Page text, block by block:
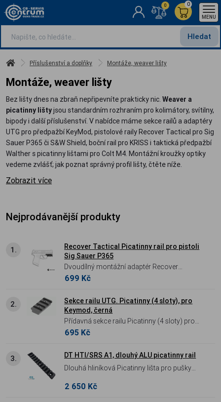
Hledat
0
0
MENU
Příslušenství a doplňky Montáže, weaver lišty
Montáže, weaver lišty
Bez lišty dnes na zbraň nepřipevníte prakticky nic. Weaver a
picatinny lištyjsou standardním rozhraním pro kolimátory, svítilny,
bipody i další příslušenství. V nabídce máme sekce railů a adaptéry
UTG pro předpažbí KeyMod, pistolové raily Recover Tactical pro Sig
Sauer P365 či S&W Shield, boční rail pro KRISS i taktická předpažbí
Walther s picatinny lištami pro Colt M4. Montážní kroužky optiky
vedeme zvlášť; jak poznat správný profil lišty, čtěte níže.
Zobrazit více
Nejprodávanější produkty
1.
Recover Tactical Picatinny rail pro pistoli
Sig Sauer P365
Dvoudílný montážní adaptér Recover
Tactical ZR65 z vysoce odolného polymeru
Sauer P365. Během pouhých **3 minut a
bez jakéhokoliv zásahu do zbraně** změní
specifickou tovární drážku Sig na univerzální
**Picatinny rail standard**. Umožňuje tak
taktických svítilen a laserů. Balení obsahuje
adaptér, montážní šrouby i imbus.
699 Kč
2.
Sekce railu UTG. Picatinny (4 sloty), pro
Keymod, černá
Přídavná sekce railu Picatinny (4 sloty) pro
systém Keymod – lehká hliníková konstrukce
695 Kč
3.
DT HTI/SRS A1, dlouhý ALU picatinny rail
Dlouhá hliníková Picatinny lišta pro pušky
platforma pro montáž optiky a taktického
2 650 Kč